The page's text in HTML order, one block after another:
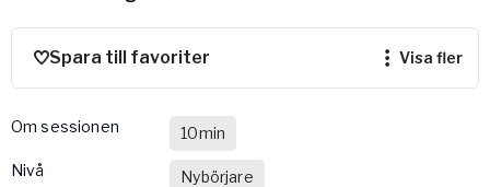
Så stöttar Yogobe patienter, förskrivare och sjukvården
Företag
Spara till favoriter visa fler
Om sessionen
10min
nivå
Nybörjare